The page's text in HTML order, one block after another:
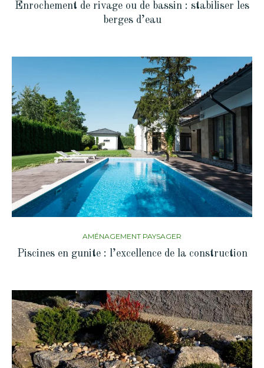
Enrochement de rivage ou de bassin : stabiliser les
berges d’eau
AMÉNAGEMENT PAYSAGER
Piscines en gunite : l’excellence de la construction